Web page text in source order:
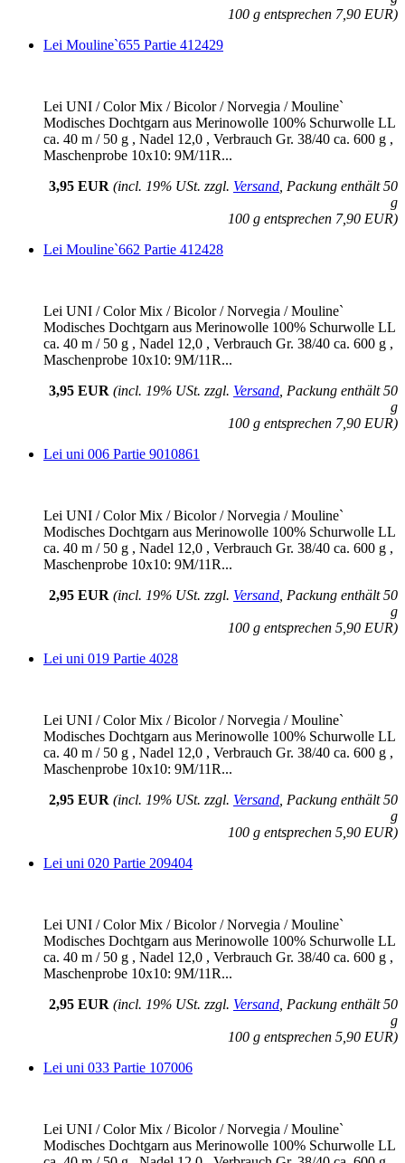
100 g entsprechen 7,90 EUR)
Lei Mouline`655 Partie 412429
Lei UNI / Color Mix / Bicolor / Norvegia / Mouline`
Modisches Dochtgarn aus Merinowolle 100% Schurwolle LL
ca. 40 m / 50 g , Nadel 12,0 , Verbrauch Gr. 38/40 ca. 600 g ,
Maschenprobe 10x10: 9M/11R...
3,95 EUR (incl. 19% USt. zzgl. Versand , Packung enthält 50
g
100 g entsprechen 7,90 EUR)
Lei Mouline`662 Partie 412428
Lei UNI / Color Mix / Bicolor / Norvegia / Mouline`
Modisches Dochtgarn aus Merinowolle 100% Schurwolle LL
ca. 40 m / 50 g , Nadel 12,0 , Verbrauch Gr. 38/40 ca. 600 g ,
Maschenprobe 10x10: 9M/11R...
3,95 EUR (incl. 19% USt. zzgl. Versand , Packung enthält 50
g
100 g entsprechen 7,90 EUR)
Lei uni 006 Partie 9010861
Lei UNI / Color Mix / Bicolor / Norvegia / Mouline`
Modisches Dochtgarn aus Merinowolle 100% Schurwolle LL
ca. 40 m / 50 g , Nadel 12,0 , Verbrauch Gr. 38/40 ca. 600 g ,
Maschenprobe 10x10: 9M/11R...
2,95 EUR (incl. 19% USt. zzgl. Versand , Packung enthält 50
g
100 g entsprechen 5,90 EUR)
Lei uni 019 Partie 4028
Lei UNI / Color Mix / Bicolor / Norvegia / Mouline`
Modisches Dochtgarn aus Merinowolle 100% Schurwolle LL
ca. 40 m / 50 g , Nadel 12,0 , Verbrauch Gr. 38/40 ca. 600 g ,
Maschenprobe 10x10: 9M/11R...
2,95 EUR (incl. 19% USt. zzgl. Versand , Packung enthält 50
g
100 g entsprechen 5,90 EUR)
Lei uni 020 Partie 209404
Lei UNI / Color Mix / Bicolor / Norvegia / Mouline`
Modisches Dochtgarn aus Merinowolle 100% Schurwolle LL
ca. 40 m / 50 g , Nadel 12,0 , Verbrauch Gr. 38/40 ca. 600 g ,
Maschenprobe 10x10: 9M/11R...
2,95 EUR (incl. 19% USt. zzgl. Versand , Packung enthält 50
g
100 g entsprechen 5,90 EUR)
Lei uni 033 Partie 107006
Lei UNI / Color Mix / Bicolor / Norvegia / Mouline`
Modisches Dochtgarn aus Merinowolle 100% Schurwolle LL